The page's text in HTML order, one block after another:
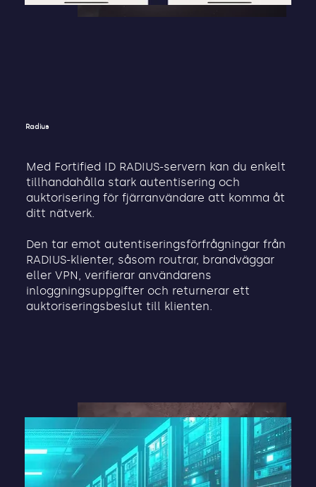
Med Fortified ID RADIUS-servern kan du enkelt
tillhandahålla stark autentisering och
auktorisering för fjärranvändare att komma åt
ditt nätverk.
Den tar emot autentiseringsförfrågningar från
RADIUS-klienter, såsom routrar, brandväggar
eller VPN, verifierar användarens
inloggningsuppgifter och returnerar ett
auktoriseringsbeslut till klienten.
Radius